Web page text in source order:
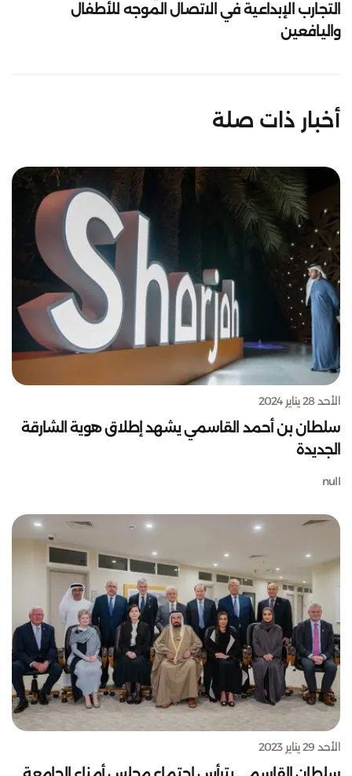
التجارب الإبداعية في الاتصال الموجه للأطفال
واليافعين
أخبار ذات صلة
الأحد 28 يناير 2024
سلطان بن أحمد القاسمي يشهد إطلاق هوية الشارقة
الجديدة
null
الأحد 29 يناير 2023